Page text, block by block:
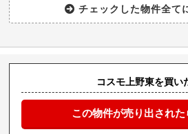
コスモ上野東を買い
この物件が売り出された